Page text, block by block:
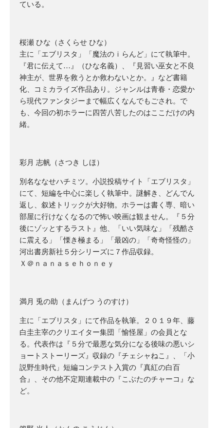
ている。
桜瀬 ひな（さくらせ ひな）
主に「エブリスタ」「魔法のｉらんど」にて執筆中。
『君に伝えて…』（ひな名義）、『見習い巫女と不良
神主が、世界を救うとか救わないとか。』など書籍
化、コミカライズ作品あり。ジャンルは青春・恋愛か
ら現代ファンタジーまで幅広くなんでもごされ。で
も、今回の初ホラーに四苦八苦したのはここだけの内
緒。
彩月 志帆（さつき しほ）
別名ななせハチミツ。小説投稿サイト「エブリスタ」
にて、短編を中心に楽しく執筆中。謎解き、どんでん
返し、叙述トリックが大好物。ホラーは書く専、暗い
部屋に行けなくなるので怖い映画は観ません。『５分
後にゾッとするラスト』他、「いい気味な」「残酷さ
に震える」「慄き極まる」「最凶の」「奇奇怪怪の」
河出書房新社５分シリーズに７作品収録。
Ｘ＠ｎａｎａｓｅｈｏｎｅｙ
満月 兎の助（まんげつ うのすけ）
主に「エブリスタ」にて作品を執筆。２０１９年、藤
白圭主宰のクリエイター集団「愉怪屋」の会員とな
る。代表作は『５分で最悪な気分になる後味の悪いシ
ョートストーリーズ』収録の『チェシャねこ』、「小
説野生時代」短編コンテスト入賞の『真紅の白百
合』、その他不定期連載中の『こぶたのチャーコ』な
ど。